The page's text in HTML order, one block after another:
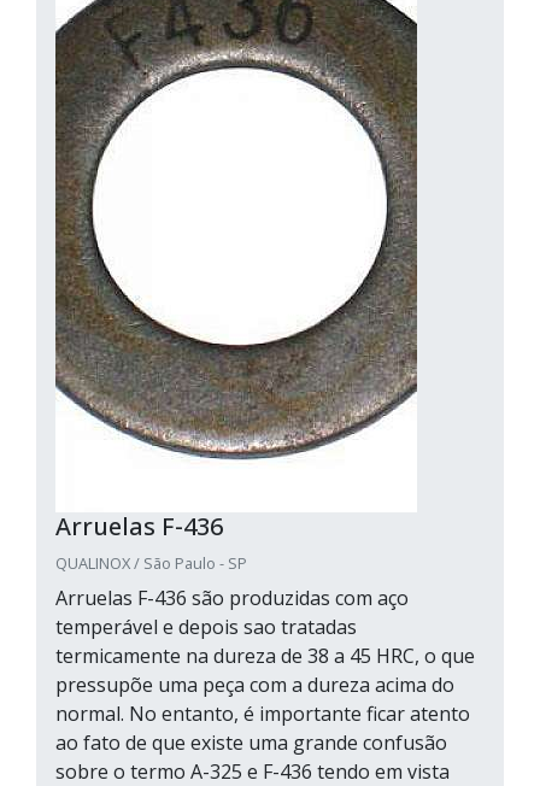
Arruelas F-436
QUALINOX / São Paulo - SP
Arruelas F-436 são produzidas com aço
temperável e depois sao tratadas
termicamente na dureza de 38 a 45 HRC, o que
pressupõe uma peça com a dureza acima do
normal. No entanto, é importante ficar atento
ao fato de que existe uma grande confusão
sobre o termo A-325 e F-436 tendo em vista